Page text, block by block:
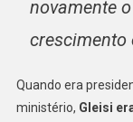
novamente
crescimento
Quando era
ministério, Gleisi